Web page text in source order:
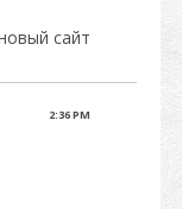
сайт
2:36 PM